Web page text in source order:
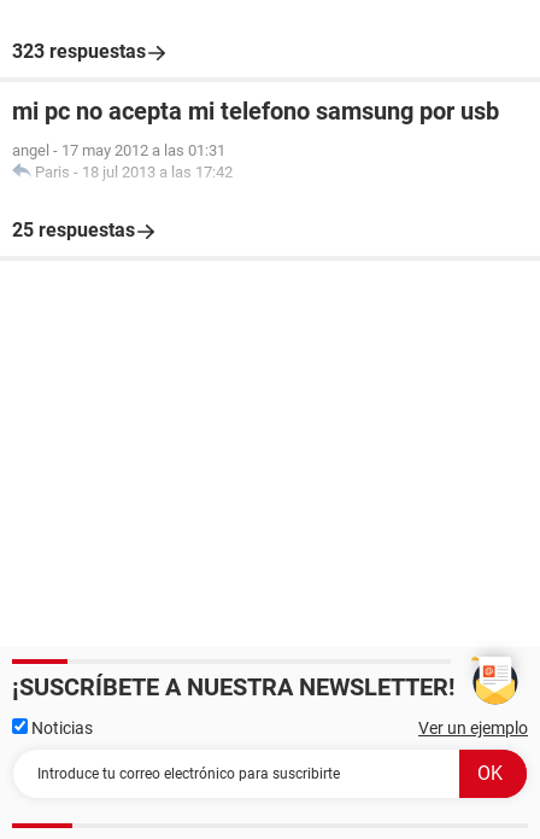
323 respuestas
mi pc no acepta mi telefono samsung por usb
angel - 17 may 2012 a las 01:31
Paris - 18 jul 2013 a las 17:42
25 respuestas
¡SUSCRÍBETE A NUESTRA NEWSLETTER!
Noticias Ver un ejemplo